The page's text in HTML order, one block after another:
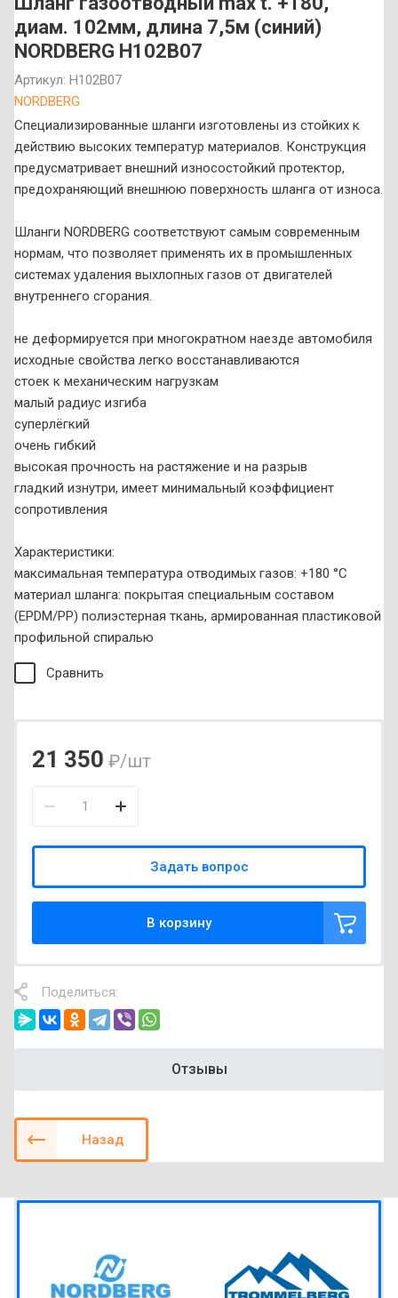
диам. 102мм, длина 7,5м (синий)
NORDBERG H102B07
Артикул: H102B07
NORDBERG
Специализированные шланги изготовлены из стойких к
действию высоких температур материалов. Конструкция
предусматривает внешний износостойкий протектор,
предохраняющий внешнюю поверхность шланга от износа.
Шланги NORDBERG соответствуют самым современным
нормам, что позволяет применять их в промышленных
системах удаления выхлопных газов от двигателей
внутреннего сгорания.
не деформируется при многократном наезде автомобиля
исходные свойства легко восстанавливаются
стоек к механическим нагрузкам
малый радиус изгиба
суперлёгкий
очень гибкий
высокая прочность на растяжение и на разрыв
гладкий изнутри, имеет минимальный коэффициент
сопротивления
Характеристики:
максимальная температура отводимых газов: +180 °С
материал шланга: покрытая специальным составом
(EPDM/PP) полиэстерная ткань, армированная пластиковой
профильной спиралью
Сравнить
21 350 ₽/шт
В корзину
Задать вопрос
Поделиться:
Отзывы
Назад